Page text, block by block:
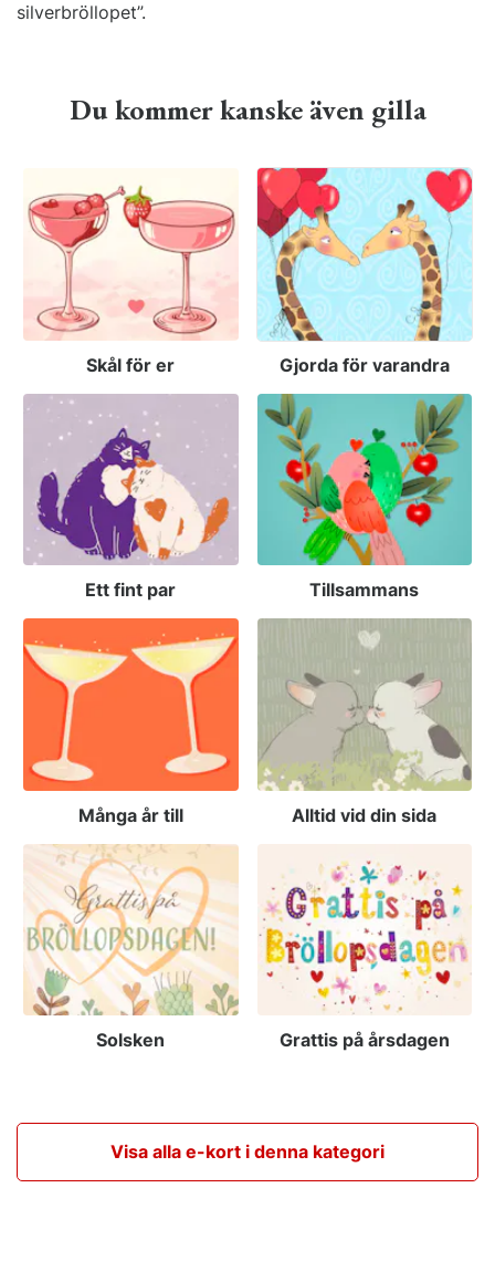
silverbröllopet”.
Du kommer kanske även gilla
Skål för er Gjorda för varandra
Ett fint par Tillsammans
Många år till Alltid vid din sida
Solsken Grattis på årsdagen
Visa alla e-kort i denna kategori